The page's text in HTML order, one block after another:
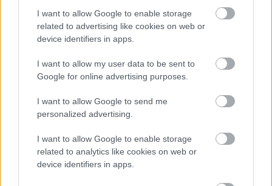
I want to allow Google to enable storage
related to advertising like cookies on web or
device identifiers in apps.
I want to allow my user data to be sent to
Google for online advertising purposes.
I want to allow Google to send me
personalized advertising.
I want to allow Google to enable storage
related to analytics like cookies on web or
device identifiers in apps.